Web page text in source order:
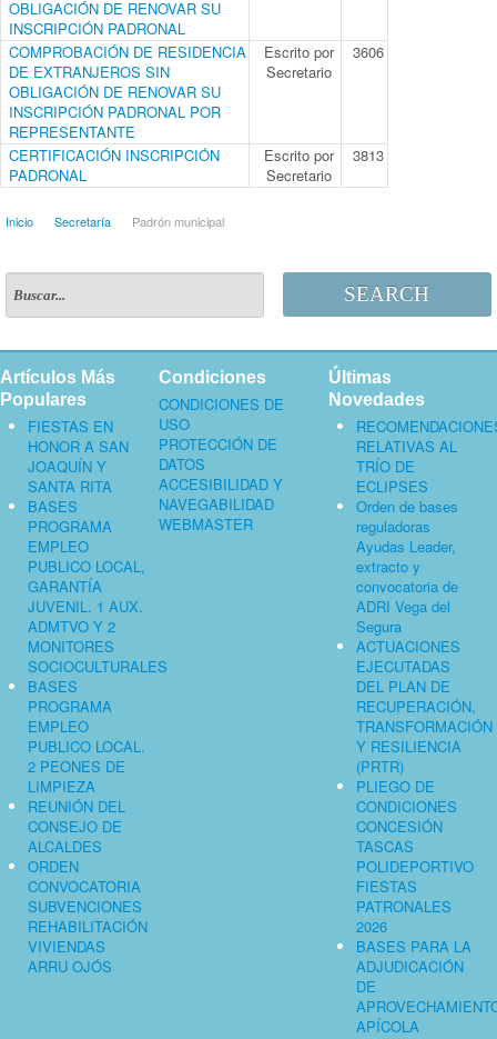
OBLIGACIÓN DE RENOVAR SU
INSCRIPCIÓN PADRONAL
COMPROBACIÓN DE RESIDENCIA
DE EXTRANJEROS SIN
OBLIGACIÓN DE RENOVAR SU
INSCRIPCIÓN PADRONAL POR
REPRESENTANTE
Escrito por
Secretario
3606
CERTIFICACIÓN INSCRIPCIÓN
PADRONAL
Escrito por
Secretario
3813
Inicio Secretaría Padrón municipal
SEARCH
Artículos Más
Populares
FIESTAS EN
HONOR A SAN
JOAQUÍN Y
SANTA RITA
BASES
PROGRAMA
EMPLEO
PUBLICO LOCAL,
GARANTÍA
JUVENIL. 1 AUX.
ADMTVO Y 2
MONITORES
SOCIOCULTURALES
BASES
PROGRAMA
EMPLEO
PUBLICO LOCAL.
2 PEONES DE
LIMPIEZA
REUNIÓN DEL
CONSEJO DE
ALCALDES
ORDEN
CONVOCATORIA
SUBVENCIONES
REHABILITACIÓN
VIVIENDAS
ARRU OJÓS
Condiciones
CONDICIONES DE
USO
PROTECCIÓN DE
DATOS
ACCESIBILIDAD Y
NAVEGABILIDAD
WEBMASTER
Últimas
Novedades
RELATIVAS AL
TRÍO DE
ECLIPSES
Orden de bases
reguladoras
Ayudas Leader,
extracto y
convocatoria de
ADRI Vega del
Segura
ACTUACIONES
EJECUTADAS
DEL PLAN DE
RECUPERACIÓN,
TRANSFORMACIÓN
Y RESILIENCIA
(PRTR)
PLIEGO DE
CONDICIONES
CONCESIÓN
TASCAS
POLIDEPORTIVO
FIESTAS
PATRONALES
2026
BASES PARA LA
ADJUDICACIÓN
DE
APÍCOLA